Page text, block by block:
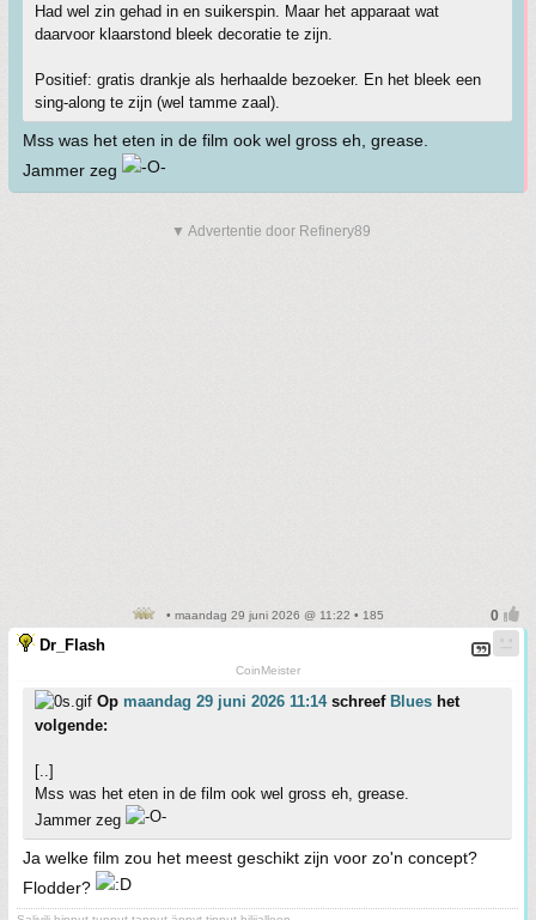
Had wel zin gehad in en suikerspin. Maar het apparaat wat
daarvoor klaarstond bleek decoratie te zijn.
Positief: gratis drankje als herhaalde bezoeker. En het bleek een
sing-along te zijn (wel tamme zaal).
Mss was het eten in de film ook wel gross eh, grease.
Jammer zeg
▼ Advertentie door Refinery89
• maandag 29 juni 2026 @ 11:22 • 185
Dr_Flash
CoinMeister
Op maandag 29 juni 2026 11:14schreef Blues het
volgende:
[..]
Mss was het eten in de film ook wel gross eh, grease.
Jammer zeg
Ja welke film zou het meest geschikt zijn voor zo'n concept?
Flodder?